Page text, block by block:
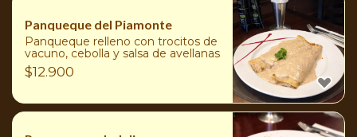
Panqueque del Piamonte
Panqueque relleno con trocitos de
vacuno, cebolla y salsa de avellanas
$12.900